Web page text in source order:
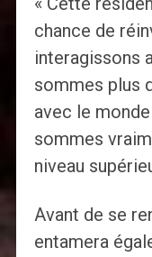
chance de
interagissons
sommes plus
avec le
sommes
niveau
Avant de se
entamera